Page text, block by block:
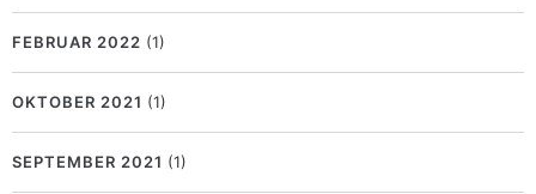
FEBRUAR 2022 (1)
OKTOBER 2021 (1)
SEPTEMBER 2021 (1)